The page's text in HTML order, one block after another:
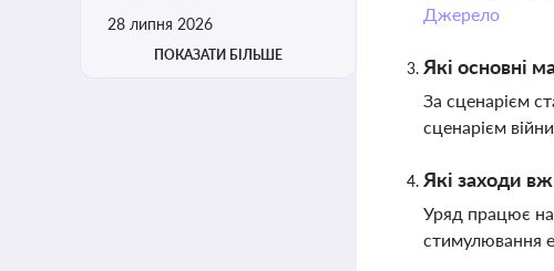
28 липня 2026
ПОКАЗАТИ БІЛЬШЕ
Джерело
Які основні
За сценарієм
сценарієм
Які заходи
Уряд працює
стимулювання